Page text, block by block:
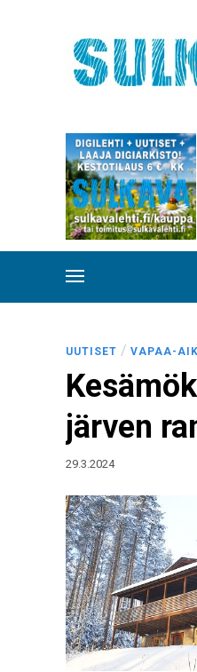
UUTISET / VAPAA-
järven
29.3.2024